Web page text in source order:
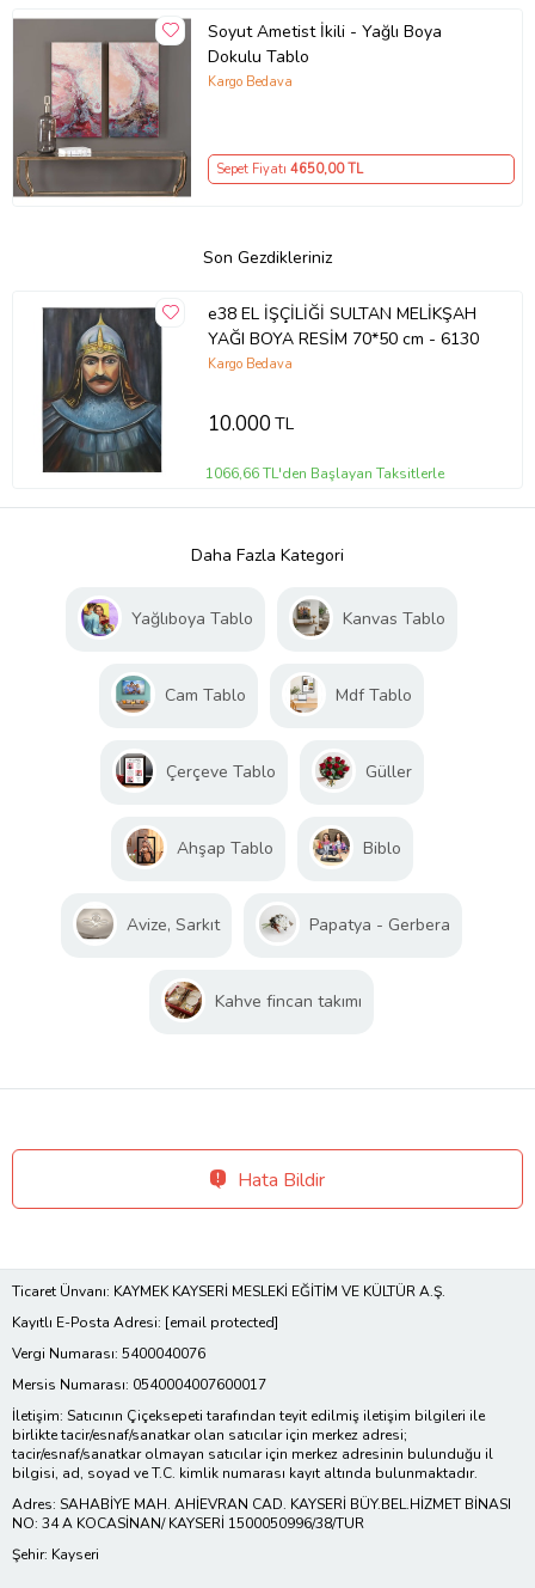
Soyut Ametist İkili - Yağlı Boya
Dokulu Tablo
Kargo Bedava
Sepet Fiyatı 4650,00 TL
Son Gezdikleriniz
e38 EL İŞÇİLİĞİ SULTAN MELİKŞAH
YAĞI BOYA RESİM 70*50 cm - 6130
Kargo Bedava
10.000TL
1066,66 TL'den Başlayan Taksitlerle
Daha Fazla Kategori
Yağlıboya Tablo Kanvas Tablo
Cam Tablo Mdf Tablo
Çerçeve Tablo Güller
Ahşap Tablo Biblo
Avize, Sarkıt Papatya - Gerbera
Kahve fincan takımı
Hata Bildir
Ticaret Ünvanı: KAYMEK KAYSERİ MESLEKİ EĞİTİM VE KÜLTÜR A.Ş.
Kayıtlı E-Posta Adresi: [email protected]
Vergi Numarası: 5400040076
Mersis Numarası: 0540004007600017
İletişim: Satıcının Çiçeksepeti tarafından teyit edilmiş iletişim bilgileri ile
birlikte tacir/esnaf/sanatkar olan satıcılar için merkez adresi;
tacir/esnaf/sanatkar olmayan satıcılar için merkez adresinin bulunduğu il
bilgisi, ad, soyad ve T.C. kimlik numarası kayıt altında bulunmaktadır.
Adres: SAHABİYE MAH. AHİEVRAN CAD. KAYSERİ BÜY.BEL.HİZMET BİNASI
NO: 34 A KOCASİNAN/ KAYSERİ 1500050996/38/TUR
Şehir: Kayseri